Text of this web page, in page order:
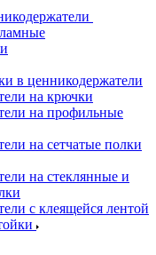
в ценникодержатели
на крючки
на профильные
на сетчатые полки
на стеклянные и
с клеящейся лентой